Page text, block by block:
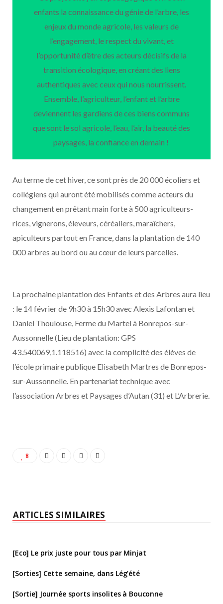
enfants la connaissance du génie de l’arbre, les
enjeux du monde agricole, les valeurs de
l’engagement, le respect du vivant, et
l’opportunité d’être des acteurs décisifs de la
transition écologique, en créant des liens
authentiques avec ceux qui nous nourrissent.
Ensemble, l’agriculteur, l’enfant et l’arbre
deviennent les gardiens de ces biens communs
que sont le sol agricole, l’eau, l’air, la beauté des
paysages, la confiance en demain !
Au terme de cet hiver, ce sont près de 20 000 écoliers et
collégiens qui auront été mobilisés comme acteurs du
changement en prêtant main forte à 500 agriculteurs-
rices, vignerons, éleveurs, céréaliers, maraîchers,
apiculteurs partout en France, dans la plantation de 140
000 arbres au bord ou au cœur de leurs parcelles.
La prochaine plantation des Enfants et des Arbres aura lieu
: le 14 février de 9h30 à 15h30 avec Alexis Lafontan et
Daniel Thoulouse, Ferme du Martel à Bonrepos-sur-
Aussonnelle (Lieu de plantation: GPS
43.540069,1.118516) avec la complicité des élèves de
l’école primaire publique Elisabeth Martres de Bonrepos-
sur-Aussonnelle. En partenariat technique avec
l’association Arbres et Paysages d’Autan (31) et L’Arbrerie.
8
ARTICLES SIMILAIRES
[Eco] Le prix juste pour tous par Minjat
[Sorties] Cette semaine, dans Lég’été
[Sortie] Journée sports insolites à Bouconne